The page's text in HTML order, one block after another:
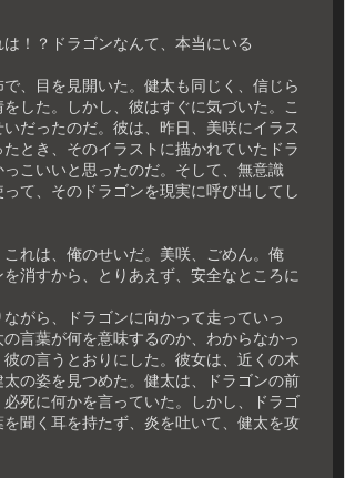
は！？ドラゴンなんて、本当にいる
、目を見開いた。健太も同じく、信じら
した。しかし、彼はすぐに気づいた。こ
だったのだ。彼は、昨日、美咲にイラス
たとき、そのイラストに描かれていたドラ
っこいいと思ったのだ。そして、無意識
て、そのドラゴンを現実に呼び出してし
これは、俺のせいだ。美咲、ごめん。俺
消すから、とりあえず、安全なところに
がら、ドラゴンに向かって走っていっ
言葉が何を意味するのか、わからなかっ
の言うとおりにした。彼女は、近くの木
の姿を見つめた。健太は、ドラゴンの前
死に何かを言っていた。しかし、ドラゴ
を聞く耳を持たず、炎を吐いて、健太を攻